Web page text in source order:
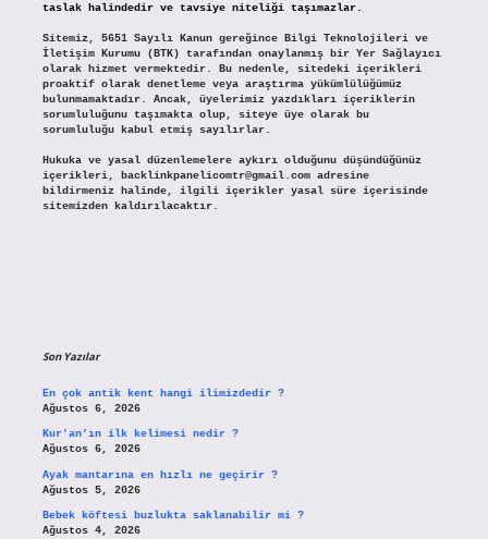
taslak halindedir ve tavsiye niteliği taşımazlar.
Sitemiz, 5651 Sayılı Kanun gereğince Bilgi Teknolojileri ve
İletişim Kurumu (BTK) tarafından onaylanmış bir Yer Sağlayıcı
olarak hizmet vermektedir. Bu nedenle, sitedeki içerikleri
proaktif olarak denetleme veya araştırma yükümlülüğümüz
bulunmamaktadır. Ancak, üyelerimiz yazdıkları içeriklerin
sorumluluğunu taşımakta olup, siteye üye olarak bu
sorumluluğu kabul etmiş sayılırlar.
Hukuka ve yasal düzenlemelere aykırı olduğunu düşündüğünüz
içerikleri,
backlinkpanelicomtr@gmail.comadresine
bildirmeniz halinde, ilgili içerikler yasal süre içerisinde
sitemizden kaldırılacaktır.
Son Yazılar
En çok antik kent hangi ilimizdedir ?
Ağustos 6, 2026
Kur’an’ın ilk kelimesi nedir ?
Ağustos 6, 2026
Ayak mantarına en hızlı ne geçirir ?
Ağustos 5, 2026
Bebek köftesi buzlukta saklanabilir mi ?
Ağustos 4, 2026